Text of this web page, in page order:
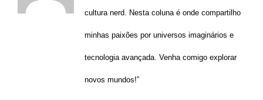
cultura nerd. Nesta coluna é onde compartilho
minhas paixões por universos imaginários e
tecnologia avançada. Venha comigo explorar
novos mundos!”